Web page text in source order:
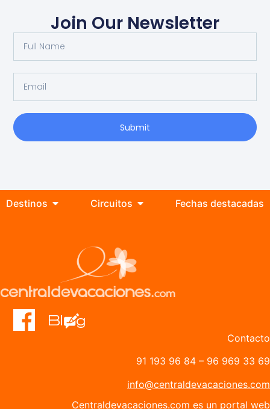
Join Our Newsletter
Submit
Destinos Circuitos Fechas destacadas
Contacto
91 193 96 84 – 96 969 33 69
info@centraldevacaciones.com
Centraldevacaciones.com es un portal web